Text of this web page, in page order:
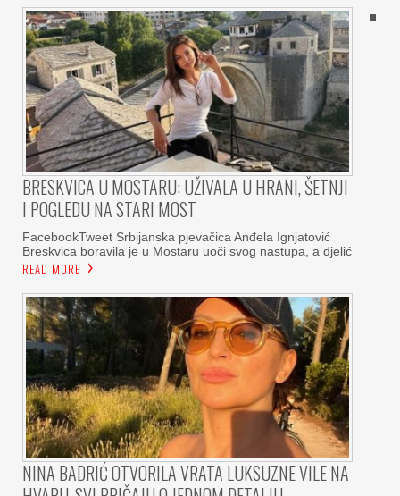
BRESKVICA U MOSTARU: UŽIVALA U HRANI, ŠETNJI
I POGLEDU NA STARI MOST
FacebookTweet Srbijanska pjevačica Anđela Ignjatović
Breskvica boravila je u Mostaru uoči svog nastupa, a djelić
READ MORE
NINA BADRIĆ OTVORILA VRATA LUKSUZNE VILE NA